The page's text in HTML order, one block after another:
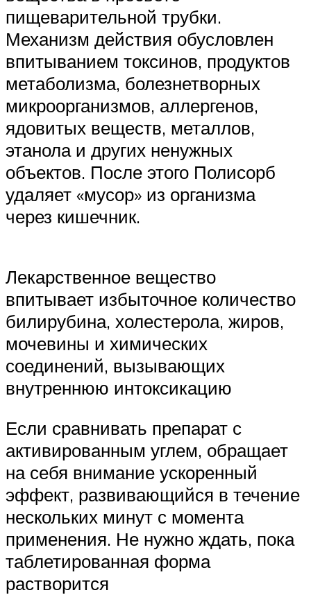
пищеварительной трубки.
Механизм действия обусловлен
впитыванием токсинов, продуктов
метаболизма, болезнетворных
микроорганизмов, аллергенов,
ядовитых веществ, металлов,
этанола и других ненужных
объектов. После этого Полисорб
удаляет «мусор» из организма
через кишечник.
Лекарственное вещество
впитывает избыточное количество
билирубина, холестерола, жиров,
мочевины и химических
соединений, вызывающих
внутреннюю интоксикацию
Если сравнивать препарат с
активированным углем, обращает
на себя внимание ускоренный
эффект, развивающийся в течение
нескольких минут с момента
применения. Не нужно ждать, пока
таблетированная форма
растворится